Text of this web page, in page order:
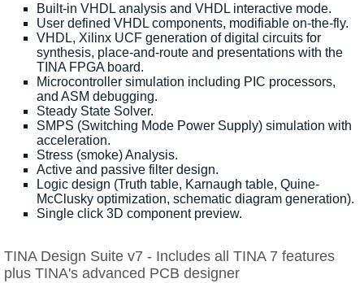
Built-in VHDL analysis and VHDL interactive mode.
User defined VHDL components, modifiable on-the-fly.
VHDL, Xilinx UCF generation of digital circuits for
synthesis, place-and-route and presentations with the
TINA FPGA board.
Microcontroller simulation including PIC processors,
and ASM debugging.
Steady State Solver.
SMPS (Switching Mode Power Supply) simulation with
acceleration.
Stress (smoke) Analysis.
Active and passive filter design.
Logic design (Truth table, Karnaugh table, Quine-
McClusky optimization, schematic diagram generation).
Single click 3D component preview.
TINA Design Suite v7 - Includes all TINA 7 features
plus TINA's advanced PCB designer